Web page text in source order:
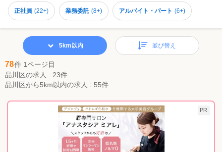
正社員 (22+) 業務委託 (8+) アルバイト・パート (6+)
78件 1ページ目
品川区の求人 : 23件
品川区から5km以内の求人 : 55件
5km以内 並び替え
PR